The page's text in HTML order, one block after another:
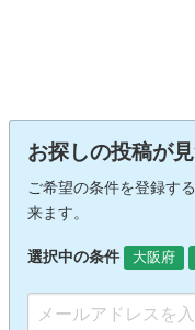
お探しの投稿が
ご希望の条件を登録す
来ます。
選択中の条件 大阪府